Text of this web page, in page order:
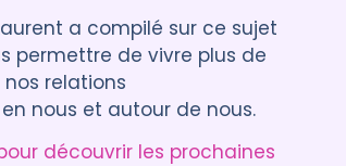
a compilé sur ce sujet
permettre de vivre plus de
relations
nous et autour de nous.
découvrir les prochaines